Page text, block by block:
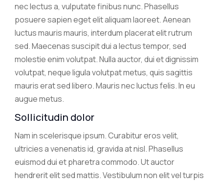
nec lectus a, vulputate finibus nunc. Phasellus
posuere sapien eget elit aliquam laoreet. Aenean
luctus mauris mauris, interdum placerat elit rutrum
sed. Maecenas suscipit dui a lectus tempor, sed
molestie enim volutpat. Nulla auctor, dui et dignissim
volutpat, neque ligula volutpat metus, quis sagittis
mauris erat sed libero. Mauris nec luctus felis. In eu
augue metus.
Sollicitudin dolor
Nam in scelerisque ipsum. Curabitur eros velit,
ultricies a venenatis id, gravida at nisl. Phasellus
euismod dui et pharetra commodo. Ut auctor
hendrerit elit sed mattis. Vestibulum non elit vel turpis